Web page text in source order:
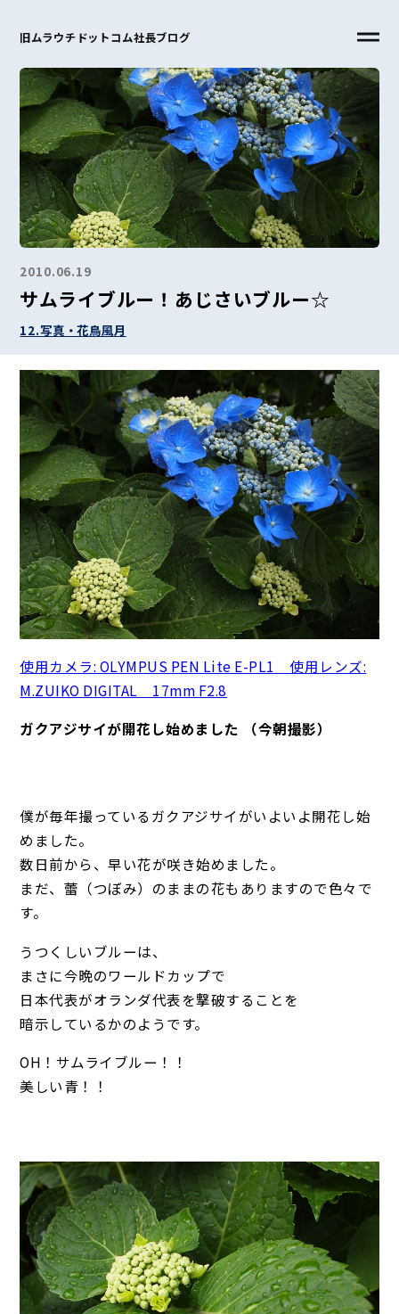
旧ムラウチドットコム社長ブログ
2010.06.19
サムライブルー！あじさいブルー☆
12.写真・花鳥風月
使用カメラ: OLYMPUS PEN Lite E-PL1 使用レンズ:
M.ZUIKO DIGITAL 17mm F2.8
ガクアジサイが開花し始めました （今朝撮影）
僕が毎年撮っているガクアジサイがいよいよ開花し始
めました。
数日前から、早い花が咲き始めました。
まだ、蕾（つぼみ）のままの花もありますので色々で
す。
うつくしいブルーは、
まさに今晩のワールドカップで
日本代表がオランダ代表を撃破することを
暗示しているかのようです。
OH！サムライブルー！！
美しい青！！